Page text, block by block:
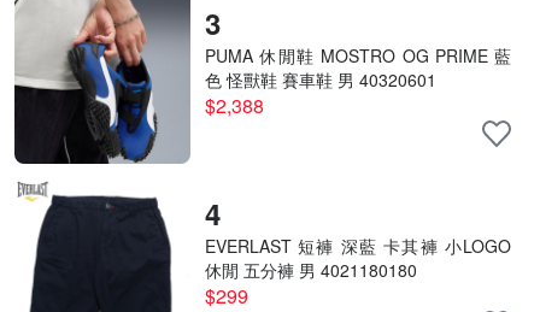
3
PUMA 休閒鞋 MOSTRO OG PRIME 藍
色 怪獸鞋 賽車鞋 男 40320601
$2,388
4
EVERLAST 短褲 深藍 卡其褲 小LOGO
休閒 五分褲 男 4021180180
$299